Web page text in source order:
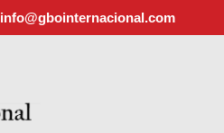
info@gbointernacional.com